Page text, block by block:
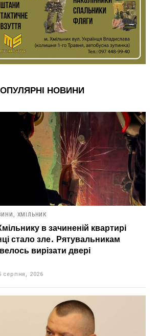
НОВИНИ
ХМІЛЬНИК
в зачиненій квартирі
стало зле. Рятувальникам
вирізати двері
серпня, 2026